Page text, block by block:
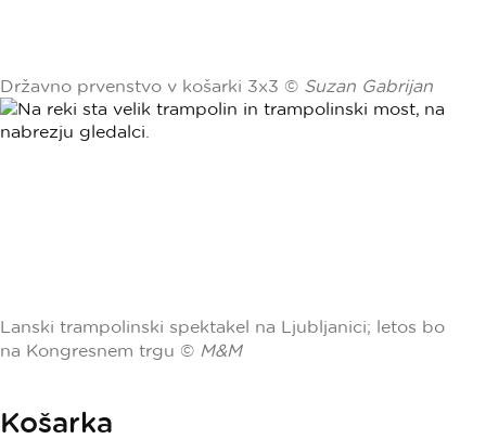
Državno prvenstvo v košarki 3x3 © Suzan Gabrijan
Lanski trampolinski spektakel na Ljubljanici; letos bo
na Kongresnem trgu © M&M
Košarka